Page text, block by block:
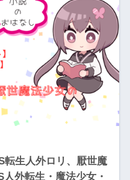
転生人外ロリ、厭世魔
外転生・魔法少女・